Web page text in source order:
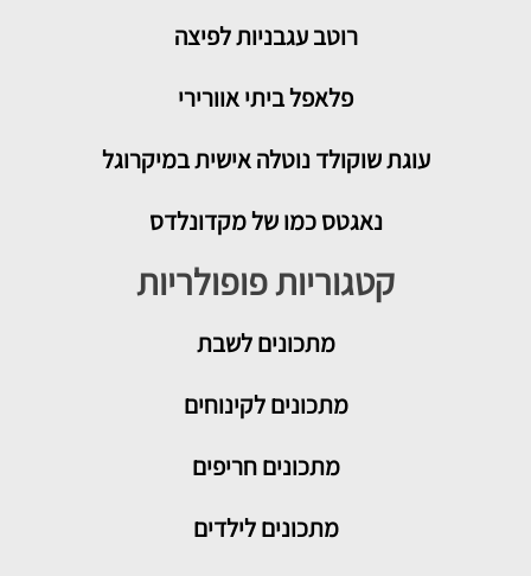
רוטב עגבניות לפיצה
פלאפל ביתי אוורירי
עוגת שוקולד נוטלה אישית במיקרוגל
נאגטס כמו של מקדונלדס
קטגוריות פופולריות
מתכוניםלשבת
מתכונים לקינוחים
מתכונים חריפים
מתכונים לילדים